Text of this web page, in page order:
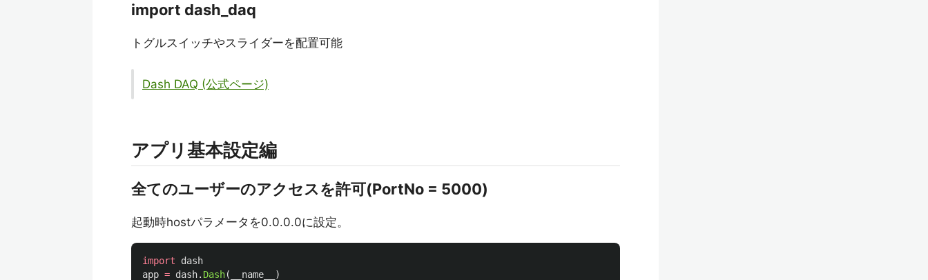
import dash_daq
トグルスイッチやスライダーを配置可能
Dash DAQ (公式ページ)
アプリ基本設定編
全てのユーザーのアクセスを許可(PortNo = 5000)
起動時hostパラメータを0.0.0.0に設定。
import
dash
app = dash. Dash( __name__
)